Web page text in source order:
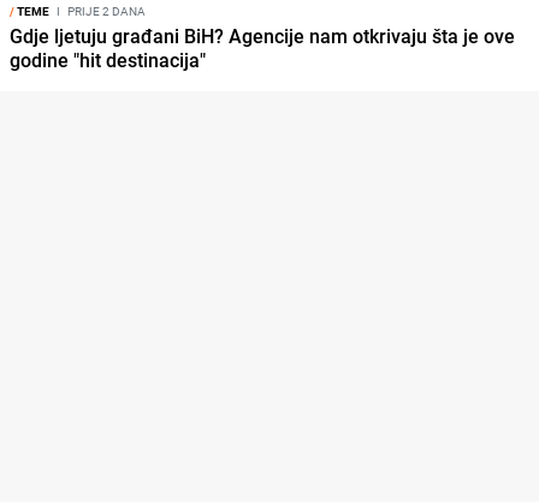
/TEME I PRIJE 2 DANA
Gdje ljetuju građani BiH? Agencije nam otkrivaju šta je ove
godine "hit destinacija"